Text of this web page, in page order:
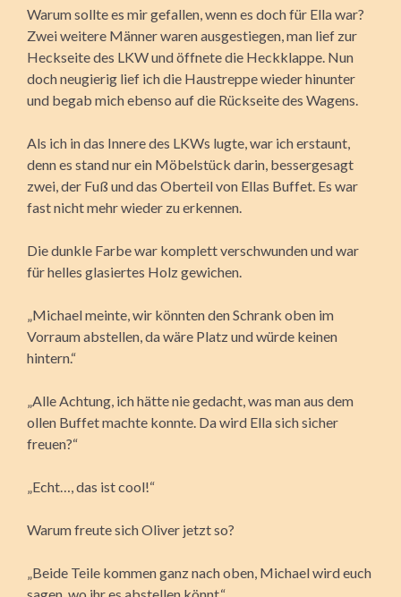
Warum sollte es mir gefallen, wenn es doch für Ella war?
Zwei weitere Männer waren ausgestiegen, man lief zur
Heckseite des LKW und öffnete die Heckklappe. Nun
doch neugierig lief ich die Haustreppe wieder hinunter
und begab mich ebenso auf die Rückseite des Wagens.
Als ich in das Innere des LKWs lugte, war ich erstaunt,
denn es stand nur ein Möbelstück darin, bessergesagt
zwei, der Fuß und das Oberteil von Ellas Buffet. Es war
fast nicht mehr wieder zu erkennen.
Die dunkle Farbe war komplett verschwunden und war
für helles glasiertes Holz gewichen.
„Michael meinte, wir könnten den Schrank oben im
Vorraum abstellen, da wäre Platz und würde keinen
hintern.“
„Alle Achtung, ich hätte nie gedacht, was man aus dem
ollen Buffet machte konnte. Da wird Ella sich sicher
freuen?“
„Echt…, das ist cool!“
Warum freute sich Oliver jetzt so?
„Beide Teile kommen ganz nach oben, Michael wird euch
sagen, wo ihr es abstellen könnt.“